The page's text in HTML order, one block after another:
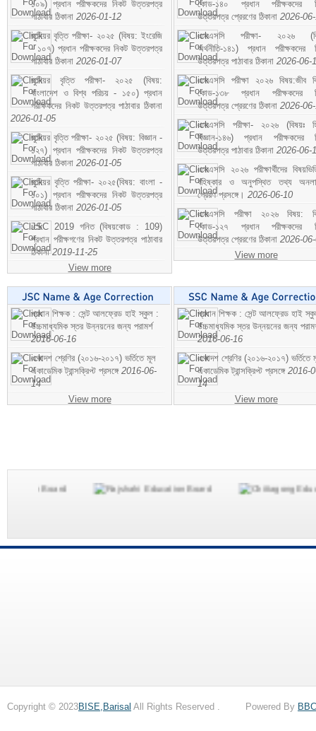
১০৯) প্রধান পরীক্ষকদের নিকট উত্তরপত্র
পাঠাবার ঠিকানা 2026-01-12
জুনিয়র বৃত্তি পরীক্ষা- ২০২৫ (বিষয়: ইংরেজি
- ১০৭) প্রধান পরীক্ষকদের নিকট উত্তরপত্র
পাঠাবার ঠিকানা 2026-01-07
জুনিয়র বৃত্তি পরীক্ষা- ২০২৫ (বিষয়:
বাংলাদেশ ও বিশ্ব পরিচয় - ১৫০) প্রধান
পরীক্ষকদের নিকট উত্তরপত্র পাঠাবার ঠিকানা
2026-01-05
জুনিয়র বৃত্তি পরীক্ষা- ২০২৫ (বিষয়: বিজ্ঞান -
১২৭) প্রধান পরীক্ষকদের নিকট উত্তরপত্র
পাঠাবার ঠিকানা 2026-01-05
জুনিয়র বৃত্তি পরীক্ষা- ২০২৫(বিষয়: বাংলা -
১০১) প্রধান পরীক্ষকদের নিকট উত্তরপত্র
পাঠাবার ঠিকানা 2026-01-05
JSC 2019 গনিত (বিষয়কোড : 109)
প্রধান পরীক্ষগণের নিকট উত্তরপত্র পাঠাবার
ঠিকানা2019-11-25
View more
কোড-১৪০ প্রধান পরীক্ষকদের
উত্তরপত্র প্রেরণের ঠিকানা 2026-
এসএসসি পরীক্ষা- ২০২৬
অর্থনীতি-১৪১) প্রধান পরীক্ষকদের
উত্তরপত্র পাঠাবার ঠিকানা 2026-06-
এসএসসি পরীক্ষা ২০২৬ বিষয়:জীব
কোড-১৩৮ প্রধান পরীক্ষকদের
উত্তরপত্র প্রেরণের ঠিকানা 2026-
এসএসসি পরীক্ষা- ২০২৬ (বিষয়ঃ
বিজ্ঞান-১৪৬) প্রধান পরীক্ষকদের
উত্তরপত্র পাঠাবার ঠিকানা 2026-06-
এসএসসি ২০২৬ পরীক্ষার্থীদের
বহিষ্কার ও অনুপস্থিত তথ্য
প্রেরণ প্রসঙ্গে। 2026-06-10
এসএসসি পরীক্ষা ২০২৬ বিষয়:
কোড-১২৭ প্রধান পরীক্ষকদের
উত্তরপত্র প্রেরণের ঠিকানা 2026-
View more
প্রধান শিক্ষক : সেন্ট আলফ্রেড হাই স্কুল :
উচ্চমাধ্যমিক স্তর উন্নয়নের জন্য পরামর্শ
2016-06-16
একাদশ শ্রেণির (২০১৬-২০১৭) ভর্তিতে মূল
একাডেমিক ট্রান্সক্রিপ্ট প্রসঙ্গে 2016-06-
14
View more
প্রধান শিক্ষক : সেন্ট আলফ্রেড হাই
উচ্চমাধ্যমিক স্তর উন্নয়নের জন্য
2016-06-16
একাদশ শ্রেণির (২০১৬-২০১৭) ভর্তিতে
একাডেমিক ট্রান্সক্রিপ্ট প্রসঙ্গে 2016-
14
View more
Copyright © 2023BISE,Barisal All Rights Reserved . Powered By